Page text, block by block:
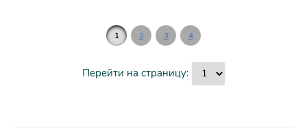
1 2 3 4
Перейти на страницу: